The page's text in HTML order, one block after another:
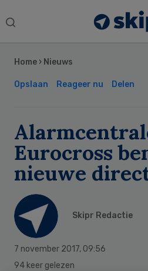
Search
Home › Nieuws
Opslaan Reageer nu Delen
Eurocross
nieuwe
Skipr Redactie
7 november 2017, 09:56
94 keer gelezen
Sidebar